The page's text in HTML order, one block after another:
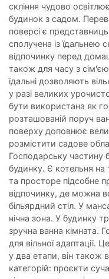
скління чудово
будинок з садом.
поверсі є
сполучена із їдальнею
відпочинку перед
також для часу з
їдальні дозволяють
у разі великих
бути використана як
розташованій поруч
поверху доповнює
розмістити садове
Господарську частину
будинку. Є котельня
та просторе підсобне
відпочинку, де можна
більярдний стіл. У
нічна зона. У будинку
зручна ванна кімната.
для вільної адаптації.
у два етапи, він також
категорій: проєкти